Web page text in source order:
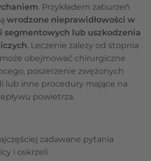
. Przykładem zaburzeń
wrodzone nieprawidłowości w
segmentowych lub uszkodzenia
. Leczenie zależy od stopnia
obejmować chirurgiczne
poszerzenie zwężonych
lub inne procedury mające na
powietrza.
zadawane pytania
i oskrzeli